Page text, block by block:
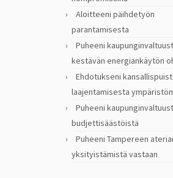
Aloitteeni päihdetyön
parantamisesta
Puheeni
kestävän energiankäytön
Ehdotukseni
laajentamisesta
Puheeni
budjettisäästöistä
Puheeni Tampereen
yksityistämistä vastaan